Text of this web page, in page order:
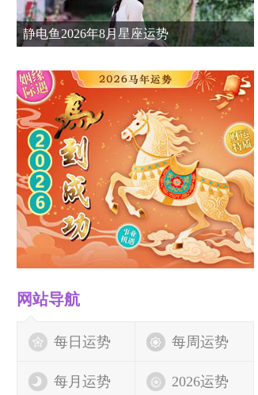
静电鱼2026年8月星座运势
网站导航
每日运势 每周运势
每月运势 2026运势